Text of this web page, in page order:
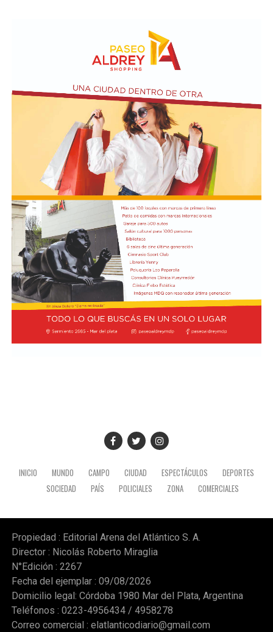
En paralelo, distintos gremios y organizaciones sociales
se sumaron bajo las consignas de paz, pan, tierra, techo
desocupados.
INICIO MUNDO CAMPO CIUDAD ESPECTÁCULOS
DEPORTES
SOCIEDAD
PAÍS POLICIALES ZONA COMERCIALES
Propiedad : Editorial Arena del Atlántico S. A.
Director : Nicolás Roberto Miraglia
N°Edición : 2267
Fecha del ejemplar : 09/08/2026
Domicilio legal: Córdoba 1980 Mar del Plata, Argentina
Teléfonos : 0223-4956434 / 4958278
Correo comercial : elatlanticodiario@gmail.com